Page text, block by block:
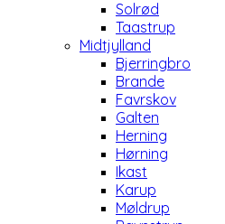
Solrød
Taastrup
Midtjylland
Bjerringbro
Brande
Favrskov
Galten
Herning
Hørning
Ikast
Karup
Møldrup